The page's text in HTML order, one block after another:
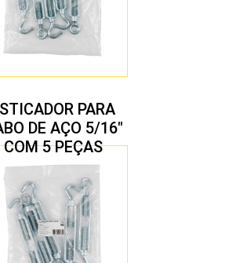
PARA
DE AÇO 5/16″
COM 5 PEÇAS